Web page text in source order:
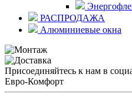
РАСПРОДАЖА
Алюминиевые окна
Присоединяйтесь к нам в
Евро-Комфорт